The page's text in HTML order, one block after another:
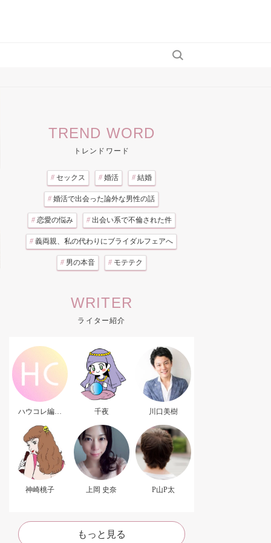
TREND WORD
トレンドワード
# セックス # 婚活 # 結婚
# 婚活で出会った論外な男性の話
# 恋愛の悩み # 出会い系で不倫された件
# 義両親、私の代わりにブライダルフェアへ
# 男の本音 # モテテク
WRITER
ライター紹介
ハウコレ編集
千夜 川口美樹
神崎桃子 上岡 史奈 P山P太
もっと見る